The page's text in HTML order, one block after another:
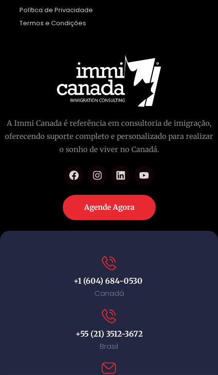
Política de Privacidade
Termos e Condições
A Immi Canada é referência em consultoria de imigração,
oferecendo suporte completo e personalizado para realizar
o sonho de viver no Canadá.
Agende Agora
+1 (604) 684-0530
Canadá
+55 (21) 3512-3672
Brasil